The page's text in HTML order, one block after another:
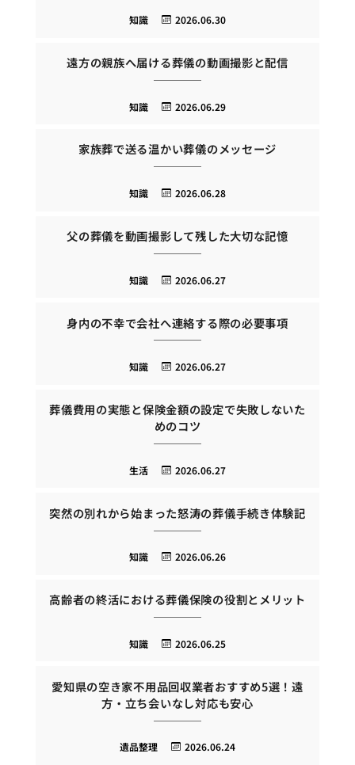
2026.06.30
知識
遠方の親族へ届ける葬儀の動画撮影と配信
2026.06.29
知識
家族葬で送る温かい葬儀のメッセージ
2026.06.28
知識
父の葬儀を動画撮影して残した大切な記憶
2026.06.27
知識
身内の不幸で会社へ連絡する際の必要事項
2026.06.27
知識
葬儀費用の実態と保険金額の設定で失敗しないた
めのコツ
2026.06.27
生活
突然の別れから始まった怒涛の葬儀手続き体験記
2026.06.26
知識
高齢者の終活における葬儀保険の役割とメリット
2026.06.25
知識
愛知県の空き家不用品回収業者おすすめ5選！遠
方・立ち会いなし対応も安心
2026.06.24
遺品整理